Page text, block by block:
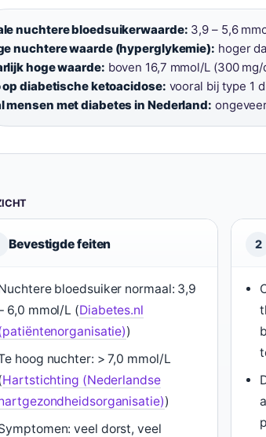
nuchtere bloedsuikerwaarde: 3,9 – 5,6
nuchtere waarde (hyperglykemie): hoger
hoge waarde: boven 16,7 mmol/L (300 mg/
op diabetische ketoacidose: vooral bij type 1
mensen met diabetes in Nederland:
Bevestigde feiten
bloedsuiker normaal: 3,9
6,0 mmol/L (Diabetes.nl
)
hoog nuchter: > 7,0 mmol/L
Hartstichting (Nederlandse
)
veel dorst, veel
2